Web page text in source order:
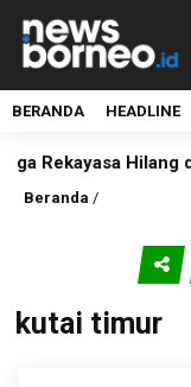
BERANDA HEADLINE
Hilang di Laut
Beranda /
kutai timur